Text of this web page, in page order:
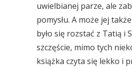
uwielbianej parze, ale
pomysłu. A może jej
było się rozstać z Tatią i
szczęście, mimo tych
książka czyta się lekko i